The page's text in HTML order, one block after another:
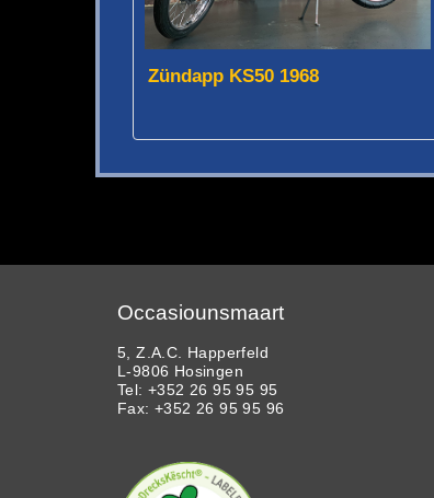
Zündapp KS50 1968
Occasiounsmaart
5, Z.A.C. Happerfeld
L-9806 Hosingen
Tel: +352 26 95 95 95
Fax: +352 26 95 95 96